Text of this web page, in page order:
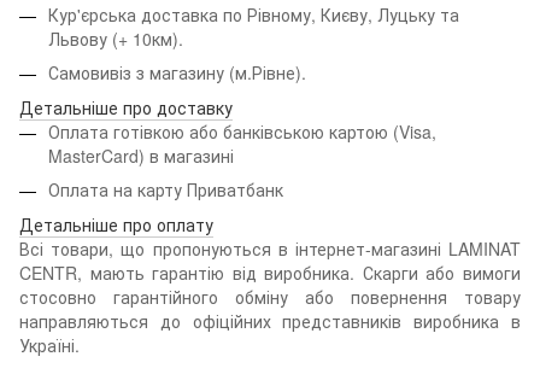
Кур'єрська доставка по Рівному, Києву, Луцьку та
Львову (+ 10км).
Самовивіз з магазину (м.Рівне).
Детальніше про доставку
Оплата готівкою або банківською картою (Visa,
MasterCard) в магазині
Оплата на карту Приватбанк
Детальніше про оплату
Всі товари, що пропонуються в інтернет-магазині LAMINAT
CENTR, мають гарантію від виробника. Скарги або вимоги
стосовно гарантійного обміну або повернення товару
направляються до офіційних представників виробника в
Україні.